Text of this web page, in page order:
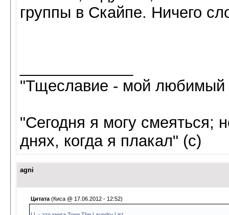
группы в Скайпе. Ничего
"Тщеславие - мой любимый
"Сегодня я могу смеяться;
днях, когда я плакал" (с)
agni
Цитата (Киса @ 17.06.2012 - 12:52)